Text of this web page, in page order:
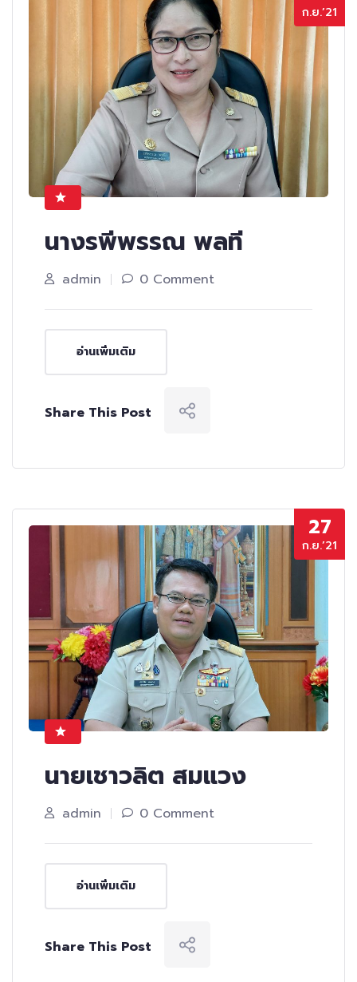
ก.ย.’21
นางรพีพรรณ พลที
admin 0 Comment
อ่านเพิ่มเติม
Share This Post
27
ก.ย.’21
นายเชาวลิต สมแวง
admin 0 Comment
อ่านเพิ่มเติม
Share This Post